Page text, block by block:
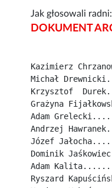
Jak głosowali radni:
DOKUMENT
Kazimierz
Michał
Krzysztof
Grażyna
Adam
Andrzej
Józef
Dominik
Adam
Ryszard